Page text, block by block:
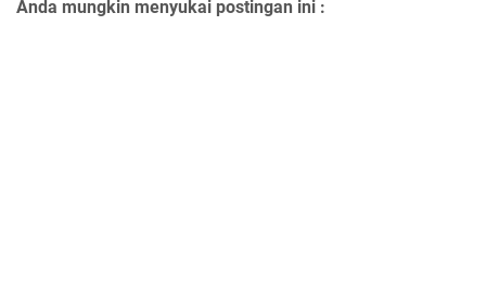
Anda mungkin menyukai postingan ini :